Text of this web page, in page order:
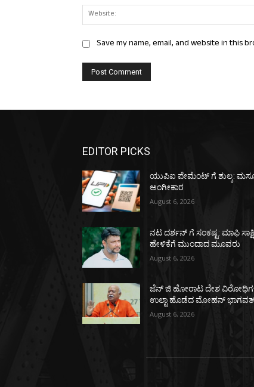
Save my name, email, and website in this
EDITOR PICKS
ಯುಪಿಐ ಪೇಮೆಂಟ್ ಗೆ ಶುಲ್ಕ:
ಅಂಗೀಕಾರ
August 6, 2026
ನಟ ದರ್ಶನ್ ಗೆ ಸಂಕಷ್ಟ: ಮಾಫಿ ಸಾಕ್ಷಿ
ಹೇಳಿಕೆಗೆ ಮುಂದಾದ ಮೂವರು
August 6, 2026
ಜೆನ್ ಜಿ ಹೋರಾಟ ದೇಶ
ಉಲ್ಟಾ ಹೊಡೆದ ಮೋಹನ್
August 6, 2026